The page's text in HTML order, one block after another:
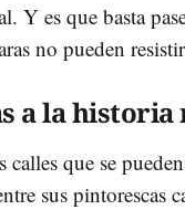
Y es que basta
no pueden
a la
calles que se pueden
sus pintorescas